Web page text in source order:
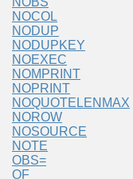
NOCOL
NODUP
NODUPKEY
NOEXEC
NOMPRINT
NOPRINT
NOQUOTELENMAX
NOROW
NOSOURCE
NOTE
OBS=
OF